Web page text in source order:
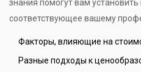
знания помогут вам
соответствующее вашему
Факторы, влияющие на
Разные подходы к